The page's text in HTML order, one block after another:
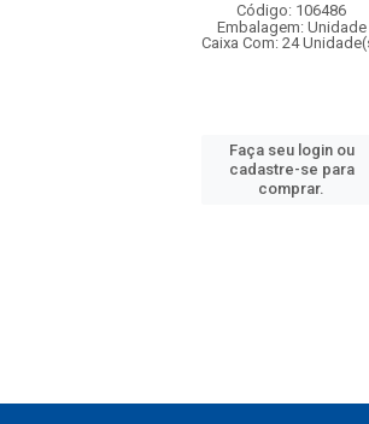
Código: 106486
Embalagem: Unidade
Caixa Com: 24
Faça seu login ou
cadastre-se para
comprar.